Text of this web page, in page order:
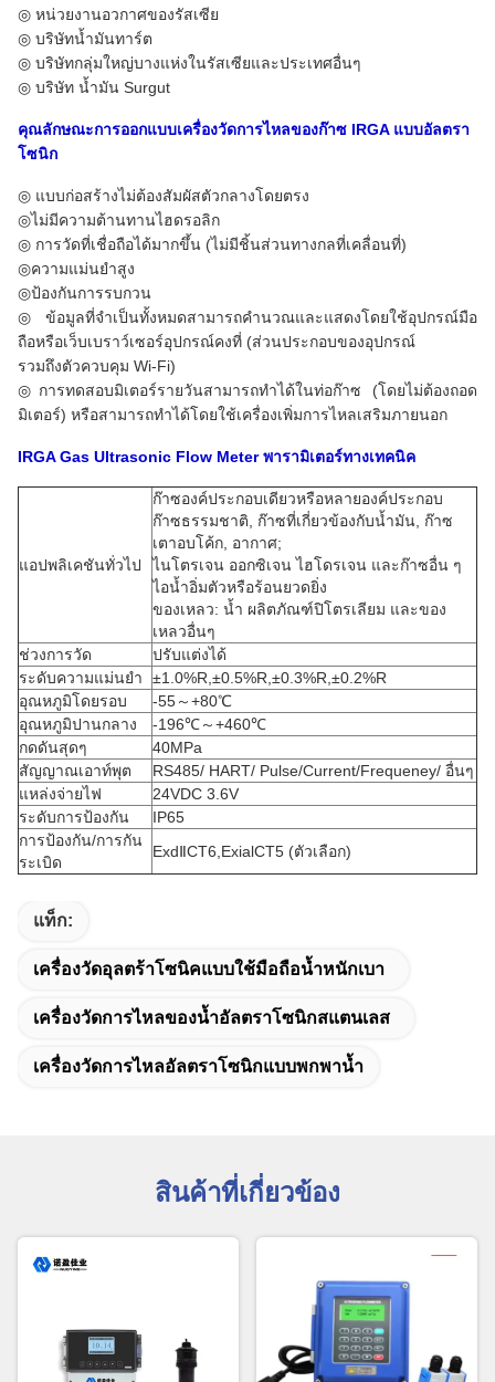
◎ หน่วยงานอวกาศของรัสเซีย
◎ บริษัทน้ำมันทาร์ต
◎ บริษัทกลุ่มใหญ่บางแห่งในรัสเซียและประเทศอื่นๆ
◎ บริษัท น้ำมัน Surgut
คุณลักษณะการออกแบบเครื่องวัดการไหลของก๊าซ IRGA แบบอัลตรา
โซนิก
◎ แบบก่อสร้างไม่ต้องสัมผัสตัวกลางโดยตรง
◎ไม่มีความต้านทานไฮดรอลิก
◎ การวัดที่เชื่อถือได้มากขึ้น (ไม่มีชิ้นส่วนทางกลที่เคลื่อนที่)
◎ความแม่นยำสูง
◎ป้องกันการรบกวน
◎ ข้อมูลที่จำเป็นทั้งหมดสามารถคำนวณและแสดงโดยใช้อุปกรณ์มือ
ถือหรือเว็บเบราว์เซอร์อุปกรณ์คงที่ (ส่วนประกอบของอุปกรณ์
รวมถึงตัวควบคุม Wi-Fi)
◎การทดสอบมิเตอร์รายวันสามารถทำได้ในท่อก๊าซ (โดยไม่ต้องถอด
มิเตอร์) หรือสามารถทำได้โดยใช้เครื่องเพิ่มการไหลเสริมภายนอก
IRGA Gas Ultrasonic Flow Meter พารามิเตอร์ทางเทคนิค
แอปพลิเคชันทั่วไป
ก๊าซองค์ประกอบเดียวหรือหลายองค์ประกอบ
ก๊าซธรรมชาติ, ก๊าซที่เกี่ยวข้องกับน้ำมัน, ก๊าซ
เตาอบโค้ก, อากาศ;
ไนโตรเจน ออกซิเจน ไฮโดรเจน และก๊าซอื่น ๆ
ไอน้ำอิ่มตัวหรือร้อนยวดยิ่ง
ของเหลว: น้ำ ผลิตภัณฑ์ปิโตรเลียม และของ
เหลวอื่นๆ
ช่วงการวัด
ปรับแต่งได้
ระดับความแม่นยำ
±1.0%R,±0.5%R,±0.3%R,±0.2%R
อุณหภูมิโดยรอบ
-55～+80℃
อุณหภูมิปานกลาง
-196℃～+460℃
กดดันสุดๆ
40MPa
สัญญาณเอาท์พุต
RS485/ HART/ Pulse/Current/Frequeney/ อื่นๆ
แหล่งจ่ายไฟ
24VDC 3.6V
ระดับการป้องกัน
IP65
การป้องกัน/การกัน
ระเบิด
ExdⅡCT6,ExialCT5 (ตัวเลือก)
แท็ก:
เครื่องวัดอุลตร้าโซนิคแบบใช้มือถือน้ำหนักเบา
เครื่องวัดการไหลของน้ำอัลตราโซนิกสแตนเลส
เครื่องวัดการไหลอัลตราโซนิกแบบพกพาน้ำ
สินค้าที่เกี่ยวข้อง